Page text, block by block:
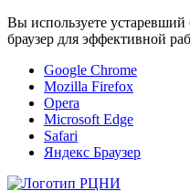
Вы используете
браузер для эффективной
Google Chrome
Mozilla Firefox
Opera
Microsoft Edge
Safari
Яндекс Браузер